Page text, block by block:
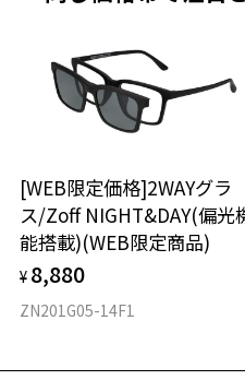
※着脱式サングラス：デモレンズ、アタ
タイプ
材質
フロント素材：アセテート
[WEB限定価格]2WAYグラ
ス/Zoff NIGHT&DAY(偏光
能搭載)(WEB限定商品)
¥ 8,880
ZN201G05-14F1